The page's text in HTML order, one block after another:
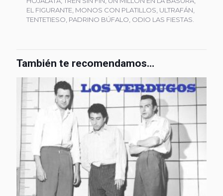
EL FIGURANTE, MONOS CON PLATILLOS, ULTRAFÁN,
TENTETIESO, PADRINO BÚFALO, ODIO LAS FIESTAS.
También te recomendamos…